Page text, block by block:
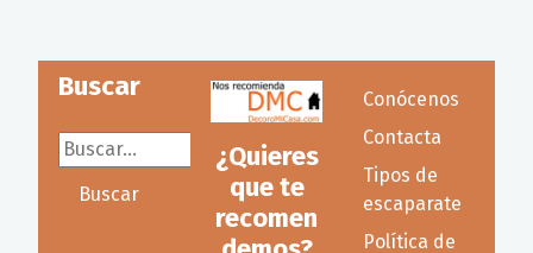
Buscar
Buscar...
Buscar
¿Quieres
que te
recomen
Conócenos
Contacta
Tipos de
escaparate
Política de